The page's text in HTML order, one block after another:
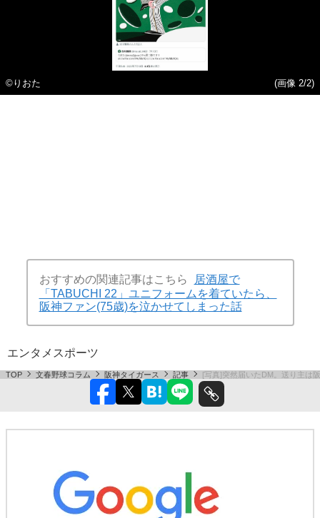
©りおた (画像 2/2)
おすすめの関連記事はこちら
居酒屋で
「TABUCHI 22」ユニフォームを着ていたら、
阪神ファン(75歳)を泣かせてしまった話
エンタメ スポーツ
TOP 文春野球コラム 阪神タイガース 記事 [写真]突然届いたDM。送り主は